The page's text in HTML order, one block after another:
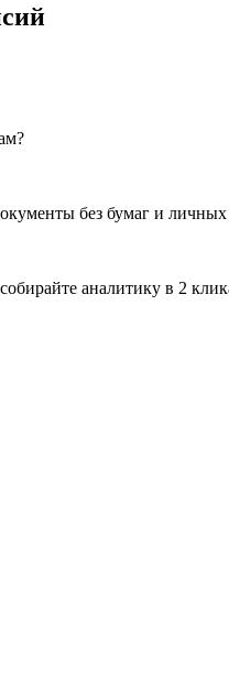
без бумаг и личных
аналитику в 2